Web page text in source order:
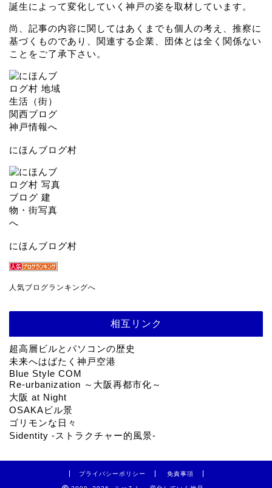
誕生によって変化していく神戸の姿を取材しています。
尚、記事の内容に関してはあくまでも個人の考え、推察に
基づくものであり、関連する企業、団体とは全く関係ない
ことをご了承下さい。
にほんブログ村
にほんブログ村
人気ブログランキングへ
相互リンク
超高層ビルとパソコンの歴史
未来へはばたく神戸空港
Blue Style COM
Re-urbanization ～大阪再都市化～
大阪 at Night
OSAKAビル景
ゴリモンな日々
Sidentity -ストラクチャー的風景-
プライバシーポリシー 免責事項